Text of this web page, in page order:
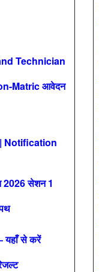
Technician
Matric आवेदन
Notification
सेशन 1
यहाँ से करें